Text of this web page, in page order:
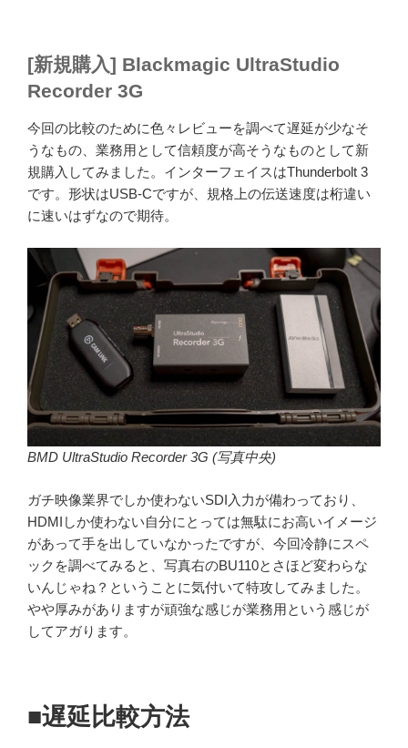
[新規購入] Blackmagic UltraStudio
Recorder 3G
今回の比較のために色々レビューを調べて遅延が少なそ
うなもの、業務用として信頼度が高そうなものとして新
規購入してみました。インターフェイスはThunderbolt 3
です。形状はUSB-Cですが、規格上の伝送速度は桁違い
に速いはずなので期待。
BMD UltraStudio Recorder 3G (写真中央)
ガチ映像業界でしか使わないSDI入力が備わっており、
HDMIしか使わない自分にとっては無駄にお高いイメージ
があって手を出していなかったですが、今回冷静にスペ
ックを調べてみると、写真右のBU110とさほど変わらな
いんじゃね？ということに気付いて特攻してみました。
やや厚みがありますが頑強な感じが業務用という感じが
してアガります。
■遅延比較方法